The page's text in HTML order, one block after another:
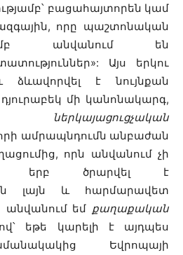
բացահայտորեն կամ
որը պաշտոնական
անվանում են
Այս երկու
ձևավորվել է նույնքան
մի կանոնակարգ,
է
ներկայացուցչական
ամրապնդումն անբաժան
որն անվանում չի
երբ ծրարվել է
լայն և հարմարավետ
անվանում եմ քաղաքական
եթե կարելի է այդպես
Եվրոպայի